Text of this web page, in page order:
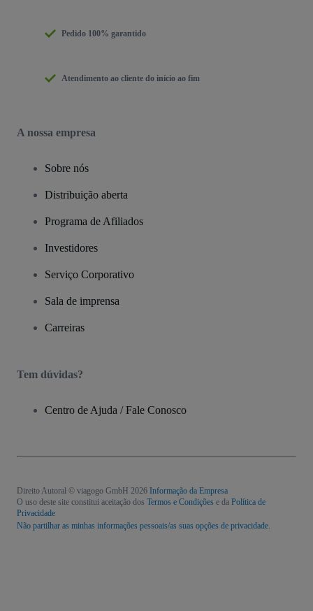
Pedido 100% garantido
Atendimento ao cliente do início ao fim
A nossa empresa
Sobre nós
Distribuição aberta
Programa de Afiliados
Investidores
Serviço Corporativo
Sala de imprensa
Carreiras
Tem dúvidas?
Centro de Ajuda / Fale Conosco
Direito Autoral © viagogo GmbH 2026 Informação da Empresa
O uso deste site constitui aceitação dos Termos e Condições e da Política de
Privacidade
Não partilhar as minhas informações pessoais/as suas opções de privacidade.